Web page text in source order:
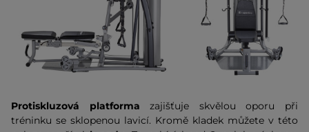
Protiskluzová platformazajišťuje skvělou oporu při
tréninku se sklopenou lavicí. Kromě kladek můžete v této